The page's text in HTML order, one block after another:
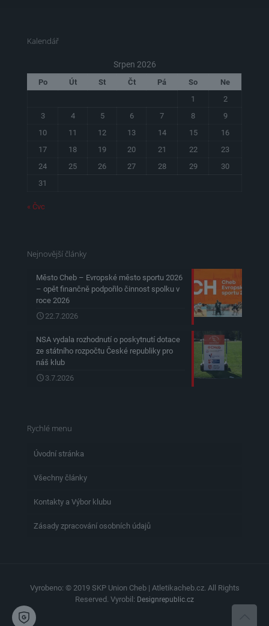
Kalendář
Srpen 2026
Po Út St Čt Pá So
Ne
1
2
3
4 5 6 7 8
9
10
11 12 13 14 15
16
17
18 19 20 21 22
23
24
25 26 27 28 29
30
31
« Čvc
Nejnovější články
Město Cheb – Evropské město sportu 2026
– opět finančně podpořilo činnost spolku v
roce 2026
22.7.2026
NSA vydala rozhodnutí o poskytnutí dotace
ze státního rozpočtu České republiky pro
náš klub
3.7.2026
Rychlé menu
Úvodní stránka
Všechny články
Kontakty a Výbor klubu
Zásady zpracování osobních údajů
Vyrobeno: © 2019 SKP Union Cheb | Atletikacheb.cz. All Rights
Reserved. Vyrobil: Designrepublic.cz